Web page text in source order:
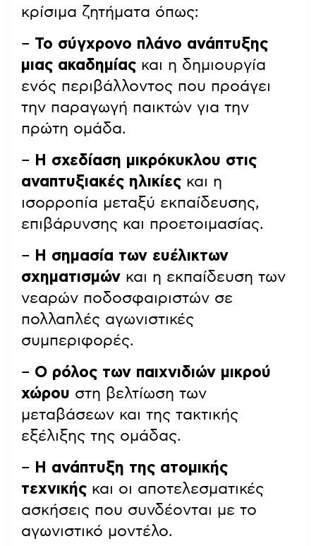
κρίσιμα ζητήματα όπως:
– Το σύγχρονο πλάνο ανάπτυξης
μιας ακαδημίας και η δημιουργία
ενός περιβάλλοντος που προάγει
την παραγωγή παικτών για την
πρώτη ομάδα.
– Η σχεδίαση μικρόκυκλου στις
αναπτυξιακές ηλικίες και η
ισορροπία μεταξύ εκπαίδευσης,
επιβάρυνσης και προετοιμασίας.
– Η σημασία των ευέλικτων
σχηματισμών και η εκπαίδευση των
νεαρών ποδοσφαιριστών σε
πολλαπλές αγωνιστικές
συμπεριφορές.
– Ο ρόλος των παιχνιδιών μικρού
χώρου στη βελτίωση των
μεταβάσεων και της τακτικής
εξέλιξης της ομάδας.
– Η ανάπτυξη της ατομικής
τεχνικής και οι αποτελεσματικές
ασκήσεις που συνδέονται με το
αγωνιστικό μοντέλο.